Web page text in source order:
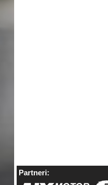
Partneri: